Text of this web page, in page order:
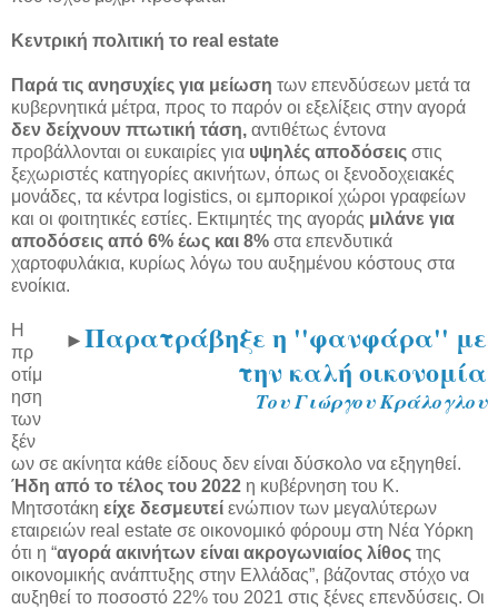
Κεντρική πολιτική το real estate
Παρά τις ανησυχίες για μείωση των επενδύσεων μετά τα
κυβερνητικά μέτρα, προς το παρόν οι εξελίξεις στην αγορά
δεν δείχνουν πτωτική τάση, αντιθέτως έντονα
προβάλλονται οι ευκαιρίες για υψηλές αποδόσεις στις
ξεχωριστές κατηγορίες ακινήτων, όπως οι ξενοδοχειακές
μονάδες, τα κέντρα logistics, οι εμπορικοί χώροι γραφείων
και οι φοιτητικές εστίες. Εκτιμητές της αγοράς μιλάνε για
αποδόσεις από 6% έως και 8% στα επενδυτικά
χαρτοφυλάκια, κυρίως λόγω του αυξημένου κόστους στα
ενοίκια.
►Παρατράβηξε η ''φανφάρα'' με
την καλή οικονομία
Του Γιώργου Κράλογλου
Η
πρ
οτίμ
ηση
των
ξέν
ων σε ακίνητα κάθε είδους δεν είναι δύσκολο να εξηγηθεί.
Ήδη από το τέλος του 2022 η κυβέρνηση του Κ.
Μητσοτάκη είχε δεσμευτεί ενώπιον των μεγαλύτερων
εταιρειών real estate σε οικονομικό φόρουμ στη Νέα Υόρκη
ότι η “αγορά ακινήτων είναι ακρογωνιαίος λίθος της
οικονομικής ανάπτυξης στην Ελλάδας”, βάζοντας στόχο να
αυξηθεί το ποσοστό 22% του 2021 στις ξένες επενδύσεις. Οι